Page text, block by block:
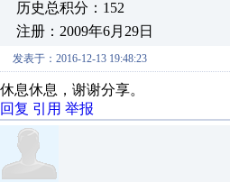
历史总积分：152
注册：2009年6月29日
发表于：2016-12-13 19:48:23
休息休息，谢谢分享。
回复 引用 举报